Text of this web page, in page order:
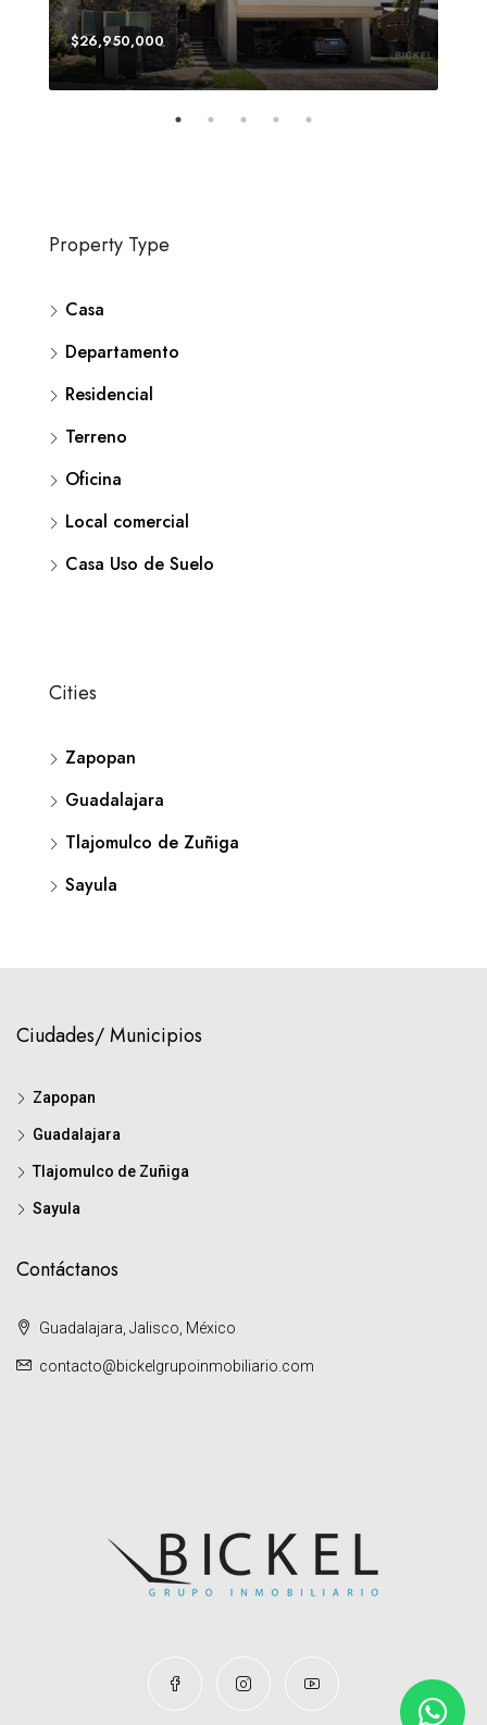
$26,950,000
Property Type
Casa
Departamento
Residencial
Terreno
Oficina
Local comercial
Casa Uso de Suelo
Cities
Zapopan
Guadalajara
Tlajomulco de Zuñiga
Sayula
Ciudades/ Municipios
Zapopan
Guadalajara
Tlajomulco de Zuñiga
Sayula
Contáctanos
Guadalajara, Jalisco, México
contacto@bickelgrupoinmobiliario.com